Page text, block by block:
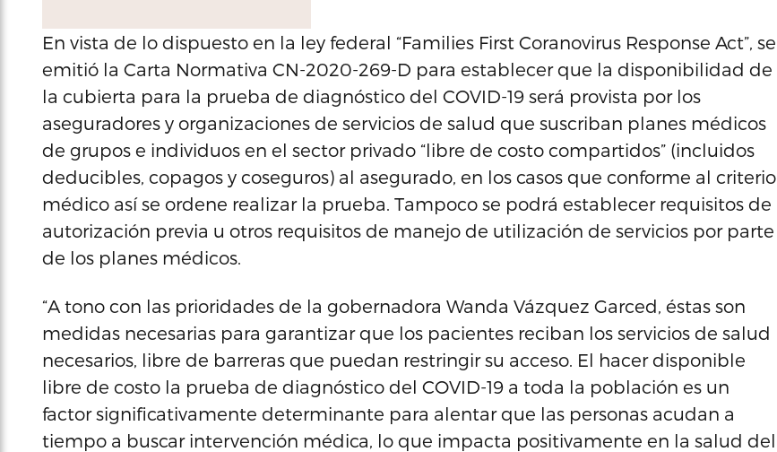
En vista de lo dispuesto en la ley federal “Families First Coranovirus Response Act”, se
emitió la Carta Normativa CN-2020-269-D para establecer que la disponibilidad de
la cubierta para la prueba de diagnóstico del COVID-19 será provista por los
aseguradores y organizaciones de servicios de salud que suscriban planes médicos
de grupos e individuos en el sector privado “libre de costo compartidos” (incluidos
deducibles, copagos y coseguros) al asegurado, en los casos que conforme al criterio
médico así se ordene realizar la prueba. Tampoco se podrá establecer requisitos de
autorización previa u otros requisitos de manejo de utilización de servicios por parte
de los planes médicos.
“A tono con las prioridades de la gobernadora Wanda Vázquez Garced, éstas son
medidas necesarias para garantizar que los pacientes reciban los servicios de salud
necesarios, libre de barreras que puedan restringir su acceso. El hacer disponible
libre de costo la prueba de diagnóstico del COVID-19 a toda la población es un
factor significativamente determinante para alentar que las personas acudan a
tiempo a buscar intervención médica, lo que impacta positivamente en la salud del